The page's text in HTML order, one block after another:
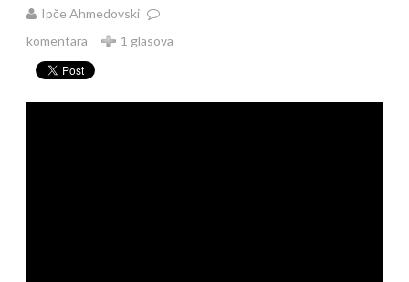
Ipče Ahmedovski
komentara
1 glasova